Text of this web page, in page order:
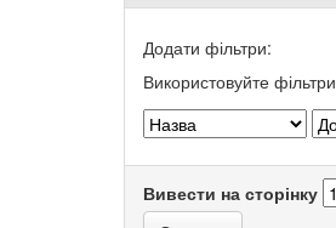
Додати фільтри:
Використовуйте
Вивести на сторінку